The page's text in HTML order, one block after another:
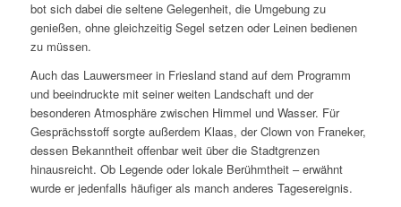
bot sich dabei die seltene Gelegenheit, die Umgebung zu
genießen, ohne gleichzeitig Segel setzen oder Leinen bedienen
zu müssen.
Auch das Lauwersmeer in Friesland stand auf dem Programm
und beeindruckte mit seiner weiten Landschaft und der
besonderen Atmosphäre zwischen Himmel und Wasser. Für
Gesprächsstoff sorgte außerdem Klaas, der Clown von Franeker,
dessen Bekanntheit offenbar weit über die Stadtgrenzen
hinausreicht. Ob Legende oder lokale Berühmtheit – erwähnt
wurde er jedenfalls häufiger als manch anderes Tagesereignis.